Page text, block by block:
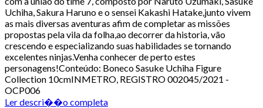
Uchiha, Sakura Haruno e o sensei Kakashi Hatake,junto vivem
as mais diversas aventuras afim de completar as missões
propostas pela vila da folha,ao decorrer da historia, vão
crescendo e especializando suas habilidades se tornando
excelentes ninjas.Venha conhecer de perto estes
personagens!Conteúdo: Boneco Sasuke Uchiha Figure
Collection 10cmINMETRO, REGISTRO 002045/2021 -
OCP006
Ler descri��o completa